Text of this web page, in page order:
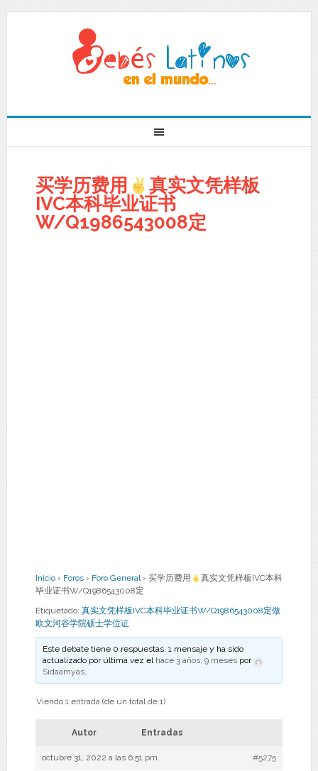
买学历费用
真实文凭样板
IVC本科毕业证书
W/Q1986543008定
Inicio › Foros › Foro General › 买学历费用
真实文凭样板IVC本科
毕业证书W/Q1986543008定
Etiquetado: 真实文凭样板IVC本科毕业证书W/Q1986543008定做
欧文河谷学院硕士学位证
Este debate tiene 0 respuestas, 1 mensaje y ha sido
actualizado por última vez el hace 3 años, 9 meses por
Sidaamyas.
Viendo 1 entrada (de un total de 1)
Autor Entradas
octubre 31, 2022 a las 6:51 pm #5275